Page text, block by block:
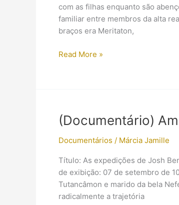
com as filhas enquanto são
familiar entre membros da alta
braços era Meritaton,
O
Real
de
Amarna
Read More »
(Documentário)
Documentários / Márcia Jamille
Título: As expedições de Josh
de exibição: 07 de setembro de
Tutancâmon e marido da bela
radicalmente a trajetória